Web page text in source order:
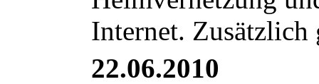
Internet. Zusätzlich
22.06.2010